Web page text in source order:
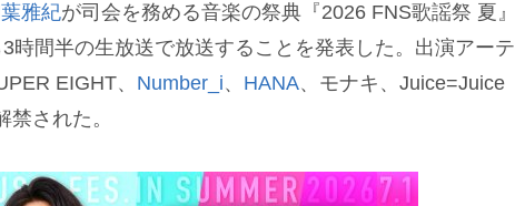
雅紀が司会を務める音楽の祭典『2026 FNS歌謡祭 夏』
時間半の生放送で放送することを発表した。出演アーテ
EIGHT、 Number_i、 HANA、モナキ、Juice=Juice
された。